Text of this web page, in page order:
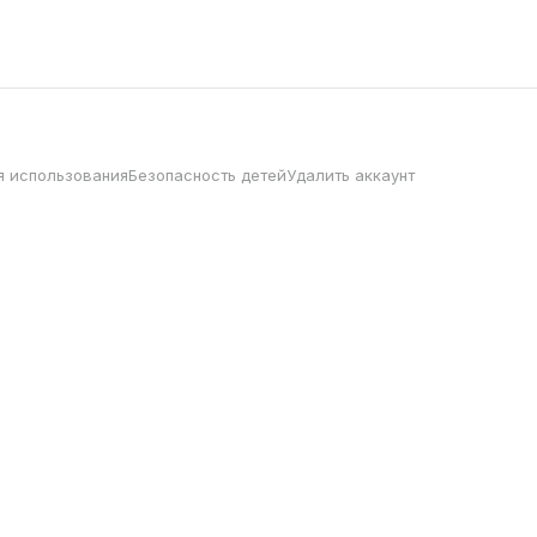
использованияБезопасность детейУдалить аккаунт